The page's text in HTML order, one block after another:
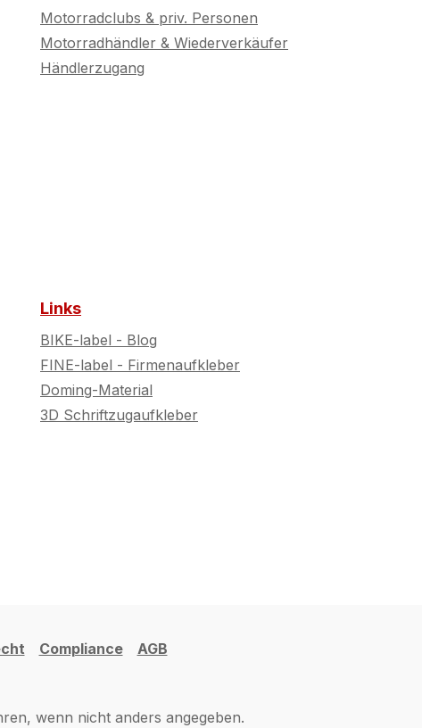
Motorradclubs & priv. Personen
Motorradhändler & Wiederverkäufer
Händlerzugang
Links
BIKE-label - Blog
FINE-label - Firmenaufkleber
Doming-Material
3D Schriftzugaufkleber
Compliance AGB
wenn nicht anders angegeben.